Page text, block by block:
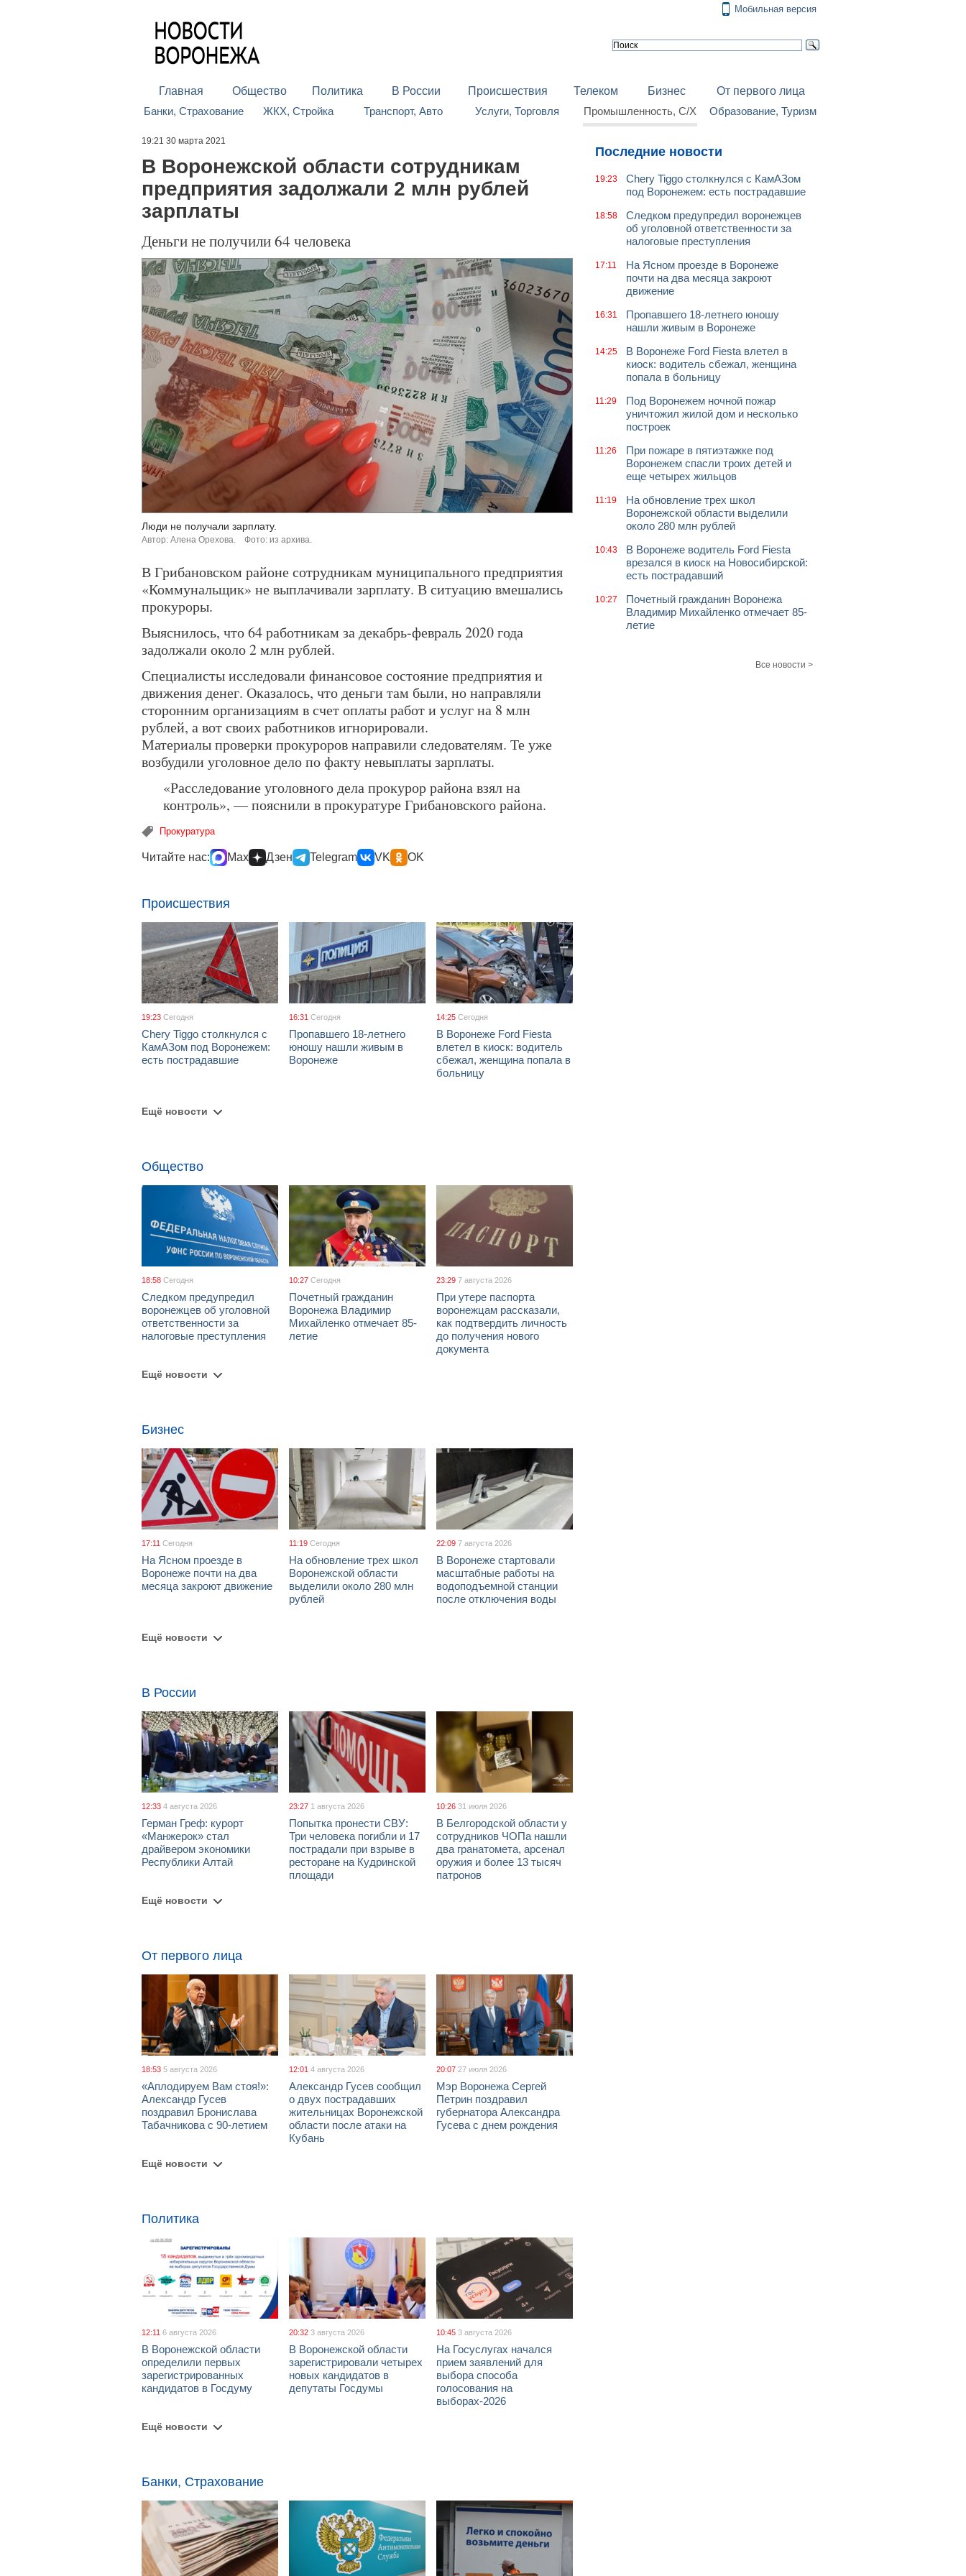
Мобильная версия
Главная Общество Политика В России Происшествия Телеком Бизнес
От первого лица
Банки, Страхование
ЖКХ, Стройка Транспорт, Авто Услуги, Торговля Промышленность, С/Х Образование, Туризм
19:21 30 марта 2021
В Воронежской области сотрудникам
предприятия задолжали 2 млн рублей
зарплаты
Деньги не получили 64 человека
Люди не получали зарплату.
Автор: Алена Орехова. Фото: из архива.
В Грибановском районе сотрудникам муниципального предприятия
«Коммунальщик» не выплачивали зарплату. В ситуацию вмешались
прокуроры.
Выяснилось, что 64 работникам за декабрь-февраль 2020 года
задолжали около 2 млн рублей.
Специалисты исследовали финансовое состояние предприятия и
движения денег. Оказалось, что деньги там были, но направляли
сторонним организациям в счет оплаты работ и услуг на 8 млн
рублей, а вот своих работников игнорировали.
Материалы проверки прокуроров направили следователям. Те уже
возбудили уголовное дело по факту невыплаты зарплаты.
«Расследование уголовного дела прокурор района взял на
контроль», — пояснили в прокуратуре Грибановского района.
Прокуратура
Читайте нас: Max Дзен Telegram VK OK
Происшествия
19:23 Сегодня
Chery Tiggo столкнулся с
КамАЗом под Воронежем:
есть пострадавшие
16:31 Сегодня
Пропавшего 18-летнего
юношу нашли живым в
Воронеже
14:25 Сегодня
В Воронеже Ford Fiesta
влетел в киоск: водитель
сбежал, женщина попала в
больницу
Ещё новости
Общество
18:58 Сегодня
Следком предупредил
воронежцев об уголовной
ответственности за
налоговые преступления
10:27 Сегодня
Почетный гражданин
Воронежа Владимир
Михайленко отмечает 85-
летие
23:29 7 августа 2026
При утере паспорта
воронежцам рассказали,
как подтвердить личность
до получения нового
документа
Ещё новости
Бизнес
17:11 Сегодня
На Ясном проезде в
Воронеже почти на два
месяца закроют движение
11:19 Сегодня
На обновление трех школ
Воронежской области
выделили около 280 млн
рублей
22:09 7 августа 2026
В Воронеже стартовали
масштабные работы на
водоподъемной станции
после отключения воды
Ещё новости
В России
12:33 4 августа 2026
Герман Греф: курорт
«Манжерок» стал
драйвером экономики
Республики Алтай
23:27 1 августа 2026
Попытка пронести СВУ:
Три человека погибли и 17
пострадали при взрыве в
ресторане на Кудринской
площади
10:26 31 июля 2026
В Белгородской области у
сотрудников ЧОПа нашли
два гранатомета, арсенал
оружия и более 13 тысяч
патронов
Ещё новости
От первого лица
18:53 5 августа 2026
«Аплодируем Вам стоя!»:
Александр Гусев
поздравил Бронислава
Табачникова с 90-летием
12:01 4 августа 2026
Александр Гусев сообщил
о двух пострадавших
жительницах Воронежской
области после атаки на
Кубань
20:07 27 июля 2026
Мэр Воронежа Сергей
Петрин поздравил
губернатора Александра
Гусева с днем рождения
Ещё новости
Политика
12:11 6 августа 2026
В Воронежской области
определили первых
зарегистрированных
кандидатов в Госдуму
20:32 3 августа 2026
В Воронежской области
зарегистрировали четырех
новых кандидатов в
депутаты Госдумы
10:45 3 августа 2026
На Госуслугах начался
прием заявлений для
выбора способа
голосования на
выборах-2026
Ещё новости
Банки, Страхование
Последние новости
19:23
Chery Tiggo столкнулся с КамАЗом
под Воронежем: есть пострадавшие
18:58
Следком предупредил воронежцев
об уголовной ответственности за
налоговые преступления
17:11
На Ясном проезде в Воронеже
почти на два месяца закроют
движение
16:31
Пропавшего 18-летнего юношу
нашли живым в Воронеже
14:25
В Воронеже Ford Fiesta влетел в
киоск: водитель сбежал, женщина
попала в больницу
11:29
Под Воронежем ночной пожар
уничтожил жилой дом и несколько
построек
11:26
При пожаре в пятиэтажке под
Воронежем спасли троих детей и
еще четырех жильцов
11:19
На обновление трех школ
Воронежской области выделили
около 280 млн рублей
10:43
В Воронеже водитель Ford Fiesta
врезался в киоск на Новосибирской:
есть пострадавший
10:27
Почетный гражданин Воронежа
Владимир Михайленко отмечает 85-
летие
Все новости >